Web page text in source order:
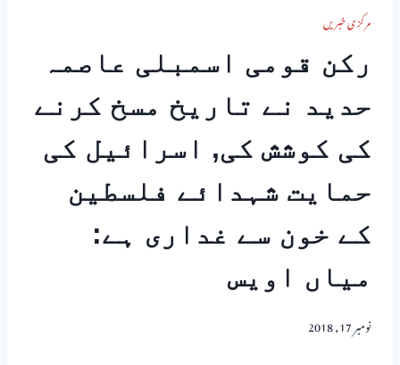
مرکزی خبریں
رکن قومی اسمبلی عاصمہ
حدید نے تاریخ مسخ کرنے
کی کوشش کی, اسرائیل کی
حمایت شہدائے فلسطین
کے خون سے غداری ہے:
میاں اویس
نومبر 17, 2018